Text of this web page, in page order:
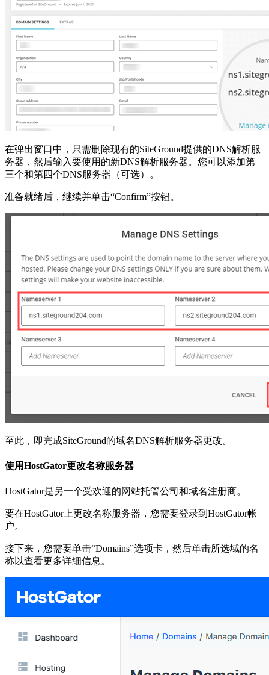
在弹出窗口中，只需删除现有的SiteGround提供的DNS解析服
务器，然后输入要使用的新DNS解析服务器。您可以添加第
三个和第四个DNS服务器（可选）。
准备就绪后，继续并单击“Confirm”按钮。
至此，即完成SiteGround的域名DNS解析服务器更改。
使用HostGator更改名称服务器
HostGator是另一个受欢迎的网站托管公司和域名注册商。
要在HostGator上更改名称服务器，您需要登录到HostGator帐
户。
接下来，您需要单击“Domains”选项卡，然后单击所选域的名
称以查看更多详细信息。